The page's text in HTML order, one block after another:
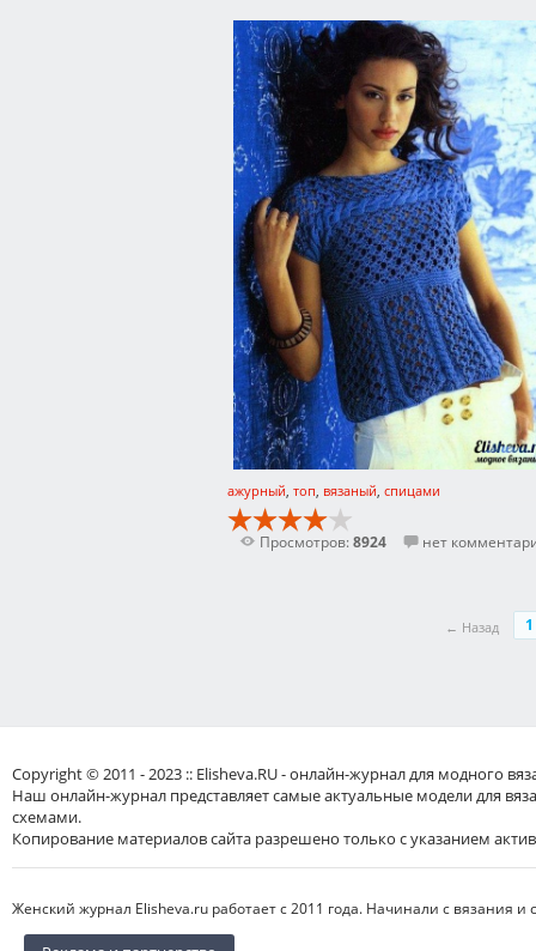
ажурный топ вязаный спицами
Просмотров:8924 нет
← Назад 1
Copyright © 2011 - 2023 :: Elisheva.RU - онлайн-журнал для модного
Наш онлайн-журнал представляет самые актуальные модели для
схемами.
Копирование материалов сайта разрешено только с указанием
Женский журнал Elisheva.ru работает с 2011 года. Начинали с вязания